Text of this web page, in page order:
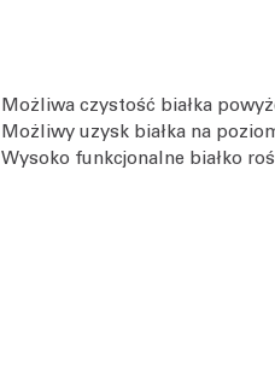
Możliwa czystość białka
Możliwy uzysk białka na
Wysoko funkcjonalne białko